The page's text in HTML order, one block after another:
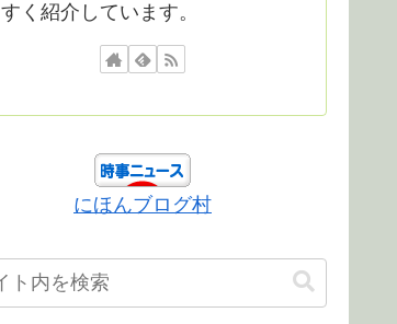
すく紹介しています。
にほんブログ村